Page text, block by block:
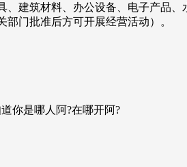
建筑材料、办公设备、电子产品
门批准后方可开展经营活动）。
你是哪人阿?在哪开阿?